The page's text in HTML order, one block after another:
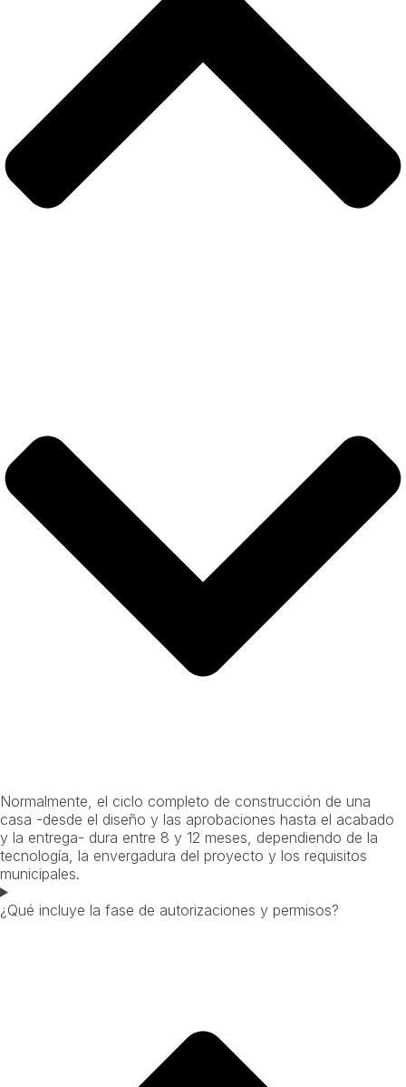
Normalmente, el ciclo completo de construcción de una
casa -desde el diseño y las aprobaciones hasta el acabado
y la entrega- dura entre 8 y 12 meses, dependiendo de la
tecnología, la envergadura del proyecto y los requisitos
municipales.
¿Qué incluye la fase de autorizaciones y permisos?